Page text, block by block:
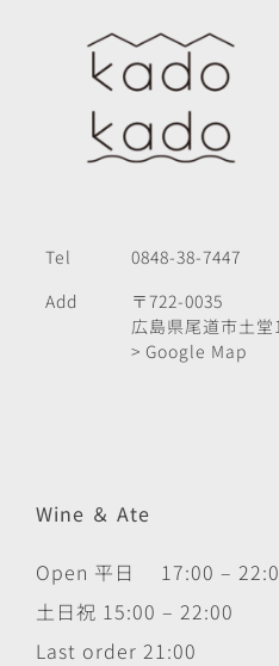
Tel
0848-38-7447
Add
〒722-0035
広島県尾道市土
> Google Map
Wine ＆ Ate
Open 平日 17:00 –
土日祝 15:00 – 22:00
Last order 21:00